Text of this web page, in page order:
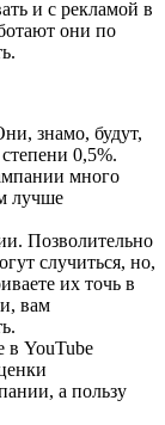
и с рекламой в
они по
знамо, будут,
0,5%.
много
лучше
Позволительно
случиться, но,
их точь в
вам
в YouTube
а пользу